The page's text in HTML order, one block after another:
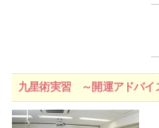
九星術実習 ～開運アドバイ